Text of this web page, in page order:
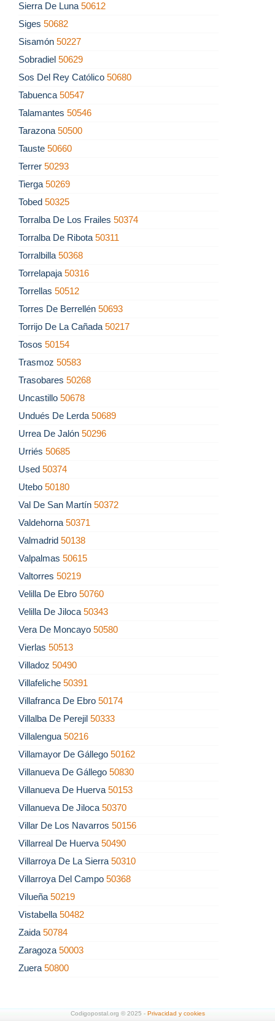
Sierra De Luna 50612
Siges 50682
Sisamón 50227
Sobradiel 50629
Sos Del Rey Católico 50680
Tabuenca 50547
Talamantes 50546
Tarazona 50500
Tauste 50660
Terrer 50293
Tierga 50269
Tobed 50325
Torralba De Los Frailes 50374
Torralba De Ribota 50311
Torralbilla 50368
Torrelapaja 50316
Torrellas 50512
Torres De Berrellén 50693
Torrijo De La Cañada 50217
Tosos 50154
Trasmoz 50583
Trasobares 50268
Uncastillo 50678
Undués De Lerda 50689
Urrea De Jalón 50296
Urriés 50685
Used 50374
Utebo 50180
Val De San Martín 50372
Valdehorna 50371
Valmadrid 50138
Valpalmas 50615
Valtorres 50219
Velilla De Ebro 50760
Velilla De Jiloca 50343
Vera De Moncayo 50580
Vierlas 50513
Villadoz 50490
Villafeliche 50391
Villafranca De Ebro 50174
Villalba De Perejil 50333
Villalengua 50216
Villamayor De Gállego 50162
Villanueva De Gállego 50830
Villanueva De Huerva 50153
Villanueva De Jiloca 50370
Villar De Los Navarros 50156
Villarreal De Huerva 50490
Villarroya De La Sierra 50310
Villarroya Del Campo 50368
Vilueña 50219
Vistabella 50482
Zaida 50784
Zaragoza 50003
Zuera 50800
Codigopostal.org © 2025 - Privacidad y cookies